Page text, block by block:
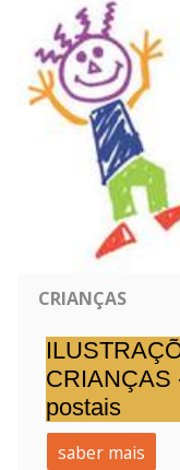
CRIANÇAS
CRIANÇAS
postais
saber mais